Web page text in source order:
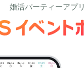
婚活パーティーアプリ